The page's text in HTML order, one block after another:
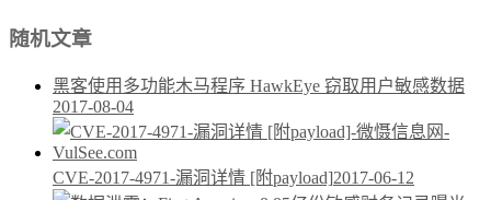
随机文章
黑客使用多功能木马程序 HawkEye 窃取用户敏感数据
2017-08-04
CVE-2017-4971-漏洞详情 [附payload]2017-06-12